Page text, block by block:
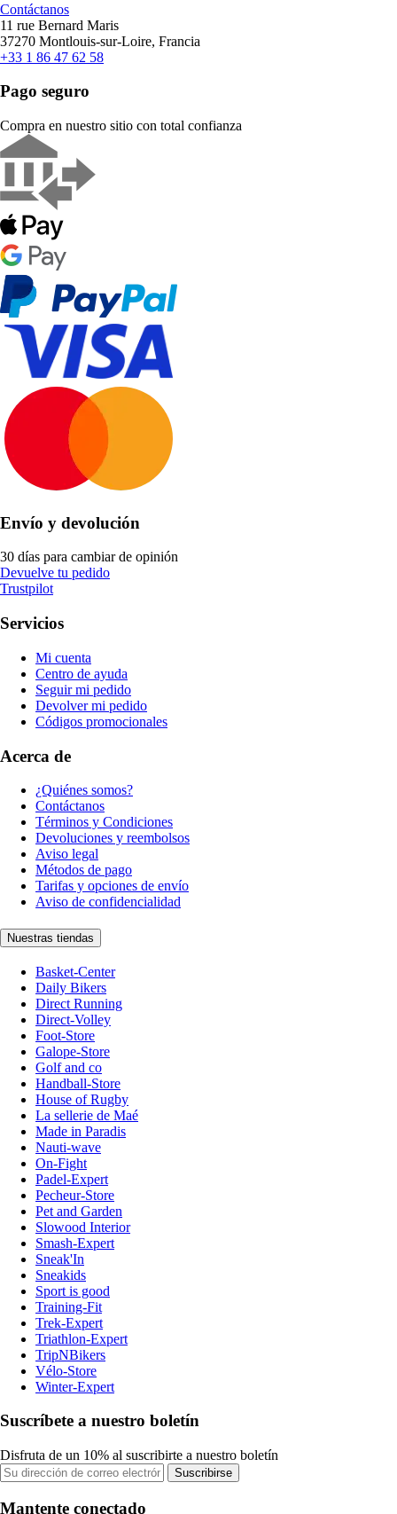
Contáctanos
11 rue Bernard Maris
37270 Montlouis-sur-Loire, Francia
+33 1 86 47 62 58
Pago seguro
Compra en nuestro sitio con total confianza
Envío y devolución
30 días para cambiar de opinión
Devuelve tu pedido
Trustpilot
Servicios
Mi cuenta
Centro de ayuda
Seguir mi pedido
Devolver mi pedido
Códigos promocionales
Acerca de
¿Quiénes somos?
Contáctanos
Términos y Condiciones
Devoluciones y reembolsos
Aviso legal
Métodos de pago
Tarifas y opciones de envío
Aviso de confidencialidad
Nuestras tiendas
Basket-Center
Daily Bikers
Direct Running
Direct-Volley
Foot-Store
Galope-Store
Golf and co
Handball-Store
House of Rugby
La sellerie de Maé
Made in Paradis
Nauti-wave
On-Fight
Padel-Expert
Pecheur-Store
Pet and Garden
Slowood Interior
Smash-Expert
Sneak'In
Sneakids
Sport is good
Training-Fit
Trek-Expert
Triathlon-Expert
TripNBikers
Vélo-Store
Winter-Expert
Suscríbete a nuestro boletín
Disfruta de un 10% al suscribirte a nuestro boletín
Suscribirse
Mantente conectado